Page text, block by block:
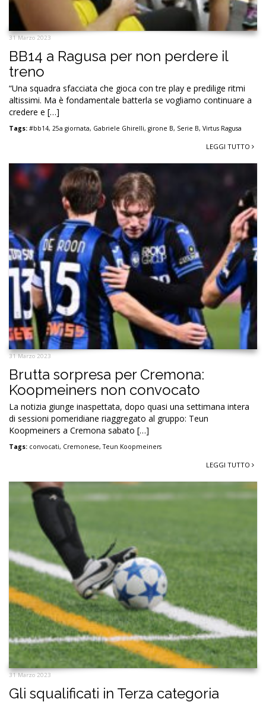
31 Marzo 2023
BB14 a Ragusa per non perdere il
treno
“Una squadra sfacciata che gioca con tre play e predilige ritmi
altissimi. Ma è fondamentale batterla se vogliamo continuare a
credere e […]
Tags: #bb14, 25a giornata, Gabriele Ghirelli, girone B, Serie B, Virtus Ragusa
LEGGI TUTTO
31 Marzo 2023
Brutta sorpresa per Cremona:
Koopmeiners non convocato
La notizia giunge inaspettata, dopo quasi una settimana intera
di sessioni pomeridiane riaggregato al gruppo: Teun
Koopmeiners a Cremona sabato […]
Tags: convocati, Cremonese,Teun Koopmeiners
LEGGI TUTTO
31 Marzo 2023
Gli squalificati in Terza categoria